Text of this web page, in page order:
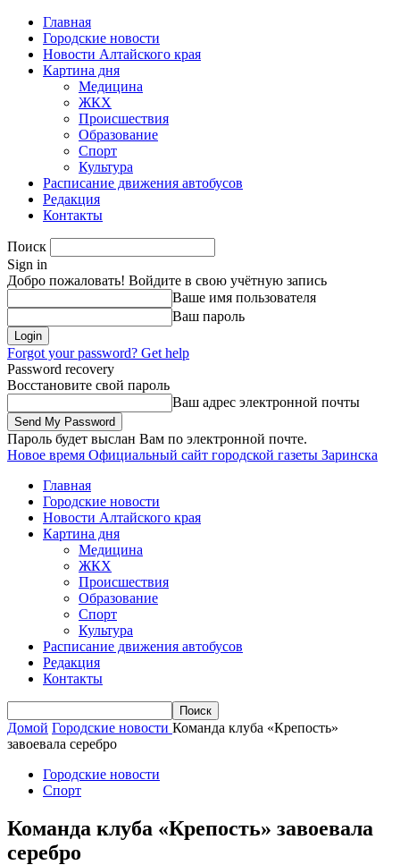
Главная
Городские новости
Новости Алтайского края
Картина дня
Медицина
ЖКХ
Происшествия
Образование
Спорт
Культура
Расписание движения автобусов
Редакция
Контакты
Поиск
Sign in
Добро пожаловать! Войдите в свою учётную запись
Ваше имя пользователя
Ваш пароль
Forgot your password? Get help
Password recovery
Восстановите свой пароль
Ваш адрес электронной почты
Пароль будет выслан Вам по электронной почте.
Новое время Официальный сайт городской газеты Заринска
Главная
Городские новости
Новости Алтайского края
Картина дня
Медицина
ЖКХ
Происшествия
Образование
Спорт
Культура
Расписание движения автобусов
Редакция
Контакты
Домой Городские новости Команда клуба «Крепость»
завоевала серебро
Городские новости
Спорт
Команда клуба «Крепость» завоевала
серебро